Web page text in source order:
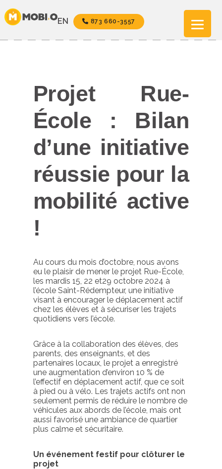
Aller
au
EN 873 660-3557
Projet Rue-
École : Bilan
d’une initiative
réussie pour la
mobilité active
!
Au cours du mois d’octobre, nous avons
eu le plaisir de mener le projet Rue-École,
les mardis 15, 22 et29 octobre 2024 à
l’école Saint-Rédempteur, une initiative
visant à encourager le déplacement actif
chez les élèves et à sécuriser les trajets
quotidiens vers l’école.
Grâce à la collaboration des élèves, des
parents, des enseignants, et des
partenaires locaux, le projet a enregistré
une augmentation d’environ 10 % de
l’effectif en déplacement actif, que ce soit
à pied ou à vélo. Les trajets actifs ont non
seulement permis de réduire le nombre de
véhicules aux abords de l’école, mais ont
aussi favorisé une ambiance de quartier
plus calme et sécuritaire.
Un événement festif pour clôturer le
projet